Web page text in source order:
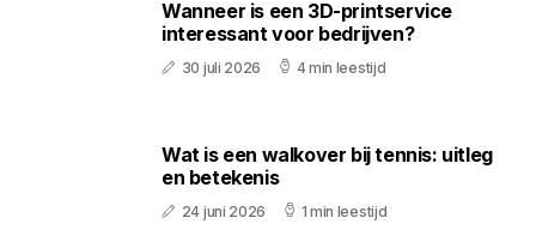
Wanneer is een 3D-printservice
interessant voor bedrijven?
30 juli 2026 4 min leestijd
Wat is een walkover bij tennis: uitleg
en betekenis
24 juni 2026 1 min leestijd